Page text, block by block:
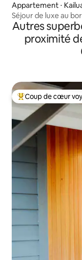
Appartement ⋅
Séjour de luxe au
Autres
proximité
Coups de cœur
Coup de cœur